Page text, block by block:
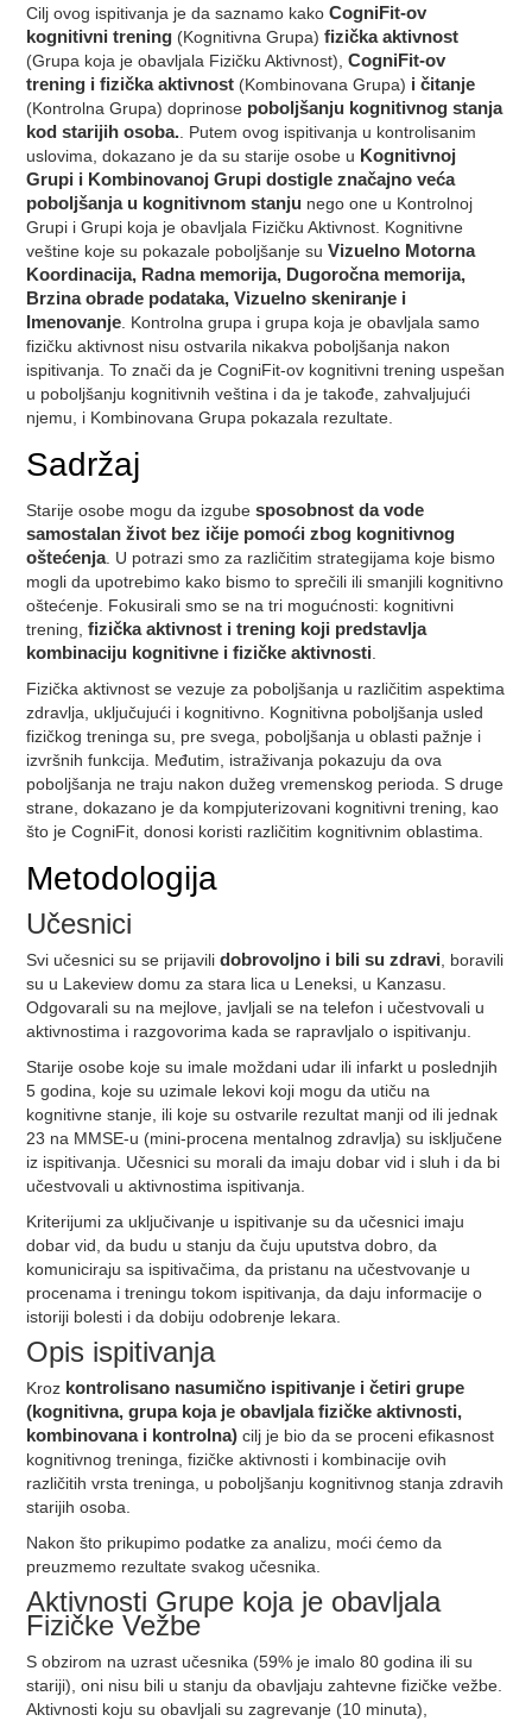
Cilj ovog ispitivanja je da saznamo kakoCogniFit-ov
kognitivni trening (Kognitivna Grupa)fizička aktivnost
(Grupa koja je obavljala Fizičku Aktivnost),CogniFit-ov
trening i fizička aktivnost (Kombinovana Grupa) i čitanje
(Kontrolna Grupa) doprinose poboljšanju kognitivnog stanja
kod starijih osoba. . Putem ovog ispitivanja u kontrolisanim
uslovima, dokazano je da su starije osobe u Kognitivnoj
Grupi i Kombinovanoj Grupi dostigle značajno veća
poboljšanja u kognitivnom stanju nego one u Kontrolnoj
Grupi i Grupi koja je obavljala Fizičku Aktivnost. Kognitivne
veštine koje su pokazale poboljšanje suVizuelno Motorna
Koordinacija, Radna memorija, Dugoročna memorija,
Brzina obrade podataka, Vizuelno skeniranje i
Imenovanje . Kontrolna grupa i grupa koja je obavljala samo
fizičku aktivnost nisu ostvarila nikakva poboljšanja nakon
ispitivanja. To znači da je CogniFit-ov kognitivni trening uspešan
u poboljšanju kognitivnih veština i da je takođe, zahvaljujući
njemu, i Kombinovana Grupa pokazala rezultate.
Sadržaj
Starije osobe mogu da izgubesposobnost da vode
samostalan život bez ičije pomoći zbog kognitivnog
oštećenja. U potrazi smo za različitim strategijama koje bismo
mogli da upotrebimo kako bismo to sprečili ili smanjili kognitivno
oštećenje. Fokusirali smo se na tri mogućnosti: kognitivni
trening,fizička aktivnost i trening koji predstavlja
kombinaciju kognitivne i fizičke aktivnosti
Fizička aktivnost se vezuje za poboljšanja u različitim aspektima
zdravlja, uključujući i kognitivno. Kognitivna poboljšanja usled
fizičkog treninga su, pre svega, poboljšanja u oblasti pažnje i
izvršnih funkcija. Međutim, istraživanja pokazuju da ova
poboljšanja ne traju nakon dužeg vremenskog perioda. S druge
strane, dokazano je da kompjuterizovani kognitivni trening, kao
što je CogniFit, donosi koristi različitim kognitivnim oblastima.
Metodologija
Učesnici
Svi učesnici su se prijavilidobrovoljno i bili su zdravi , boravili
su u Lakeview domu za stara lica u Leneksi, u Kanzasu.
Odgovarali su na mejlove, javljali se na telefon i učestvovali u
aktivnostima i razgovorima kada se rapravljalo o ispitivanju.
Starije osobe koje su imale moždani udar ili infarkt u poslednjih
5 godina, koje su uzimale lekovi koji mogu da utiču na
kognitivne stanje, ili koje su ostvarile rezultat manji od ili jednak
23 na MMSE-u (mini-procena mentalnog zdravlja) su isključene
iz ispitivanja. Učesnici su morali da imaju dobar vid i sluh i da bi
učestvovali u aktivnostima ispitivanja.
Kriterijumi za uključivanje u ispitivanje su da učesnici imaju
dobar vid, da budu u stanju da čuju uputstva dobro, da
komuniciraju sa ispitivačima, da pristanu na učestvovanje u
procenama i treningu tokom ispitivanja, da daju informacije o
istoriji bolesti i da dobiju odobrenje lekara.
Opis ispitivanja
Kroz kontrolisano nasumično ispitivanje i četiri grupe
(kognitivna, grupa koja je obavljala fizičke aktivnosti,
kombinovana i kontrolna) cilj je bio da se proceni efikasnost
kognitivnog treninga, fizičke aktivnosti i kombinacije ovih
različitih vrsta treninga, u poboljšanju kognitivnog stanja zdravih
starijih osoba.
Nakon što prikupimo podatke za analizu, moći ćemo da
preuzmemo rezultate svakog učesnika.
Aktivnosti Grupe koja je obavljala
Fizičke Vežbe
S obzirom na uzrast učesnika (59% je imalo 80 godina ili su
stariji), oni nisu bili u stanju da obavljaju zahtevne fizičke vežbe.
Aktivnosti koju su obavljali su zagrevanje (10 minuta),